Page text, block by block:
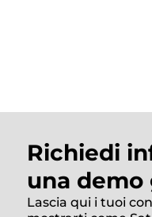
Richiedi
una demo
Lascia qui i tuoi